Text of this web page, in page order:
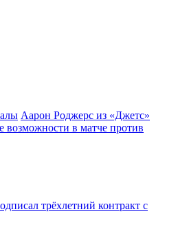
Аарон Роджерс из «Джетс»
возможности в матче против
трёхлетний контракт с